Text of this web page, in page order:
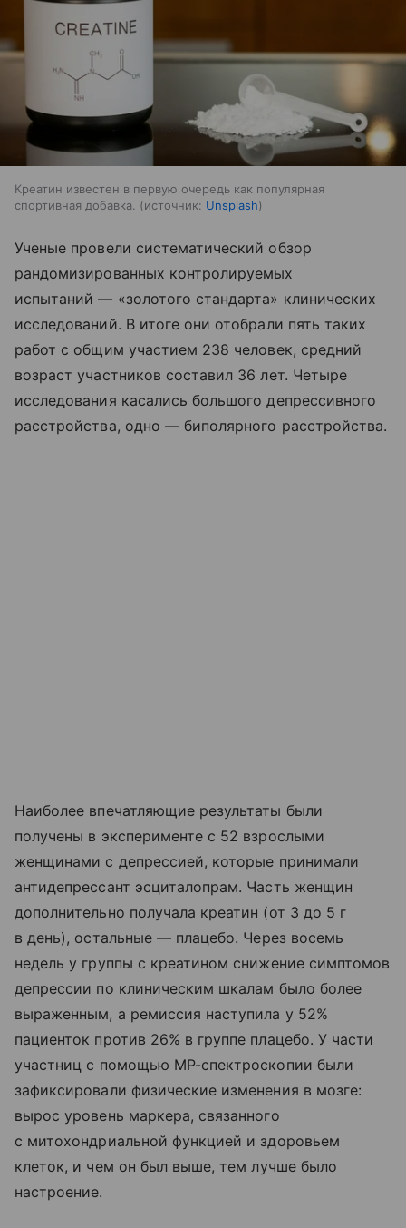
Креатин известен в первую очередь как популярная
спортивная добавка.
источник: Unsplash
Ученые провели систематический обзор
рандомизированных контролируемых
испытаний — «золотого стандарта» клинических
исследований. В итоге они отобрали пять таких
работ с общим участием 238 человек, средний
возраст участников составил 36 лет. Четыре
исследования касались большого депрессивного
расстройства, одно — биполярного расстройства.
Наиболее впечатляющие результаты были
получены в эксперименте с 52 взрослыми
женщинами с депрессией, которые принимали
антидепрессант эсциталопрам. Часть женщин
дополнительно получала креатин (от 3 до 5 г
в день), остальные — плацебо. Через восемь
недель у группы с креатином снижение симптомов
депрессии по клиническим шкалам было более
выраженным, а ремиссия наступила у 52%
пациенток против 26% в группе плацебо. У части
участниц с помощью МР-спектроскопии были
зафиксировали физические изменения в мозге:
вырос уровень маркера, связанного
с митохондриальной функцией и здоровьем
клеток, и чем он был выше, тем лучше было
настроение.